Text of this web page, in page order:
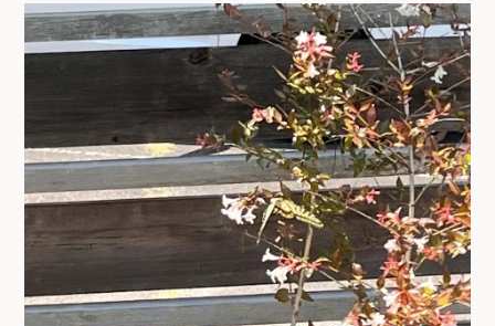
モデルハウスを見る
ファーストプランを試す